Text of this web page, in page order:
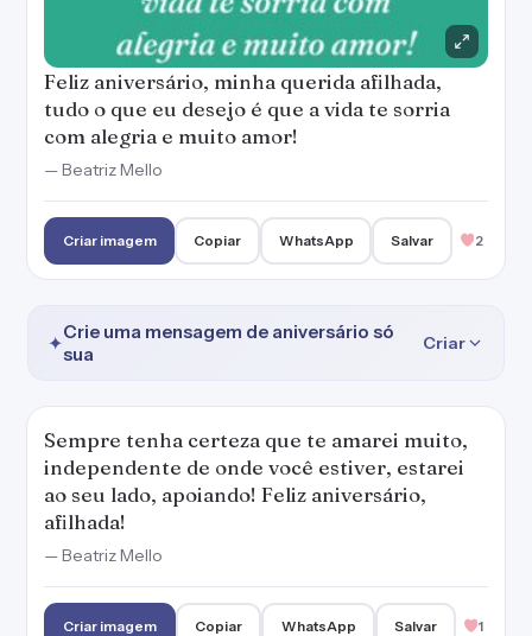
Feliz aniversário, minha querida afilhada,
tudo o que eu desejo é que a vida te sorria
com alegria e muito amor!
— Beatriz Mello
Criar imagem Copiar WhatsApp Salvar 2
✦Crie uma mensagem de aniversário só
sua
Criar
Sempre tenha certeza que te amarei muito,
independente de onde você estiver, estarei
ao seu lado, apoiando! Feliz aniversário,
afilhada!
— Beatriz Mello
Criar imagem Copiar WhatsApp Salvar 1